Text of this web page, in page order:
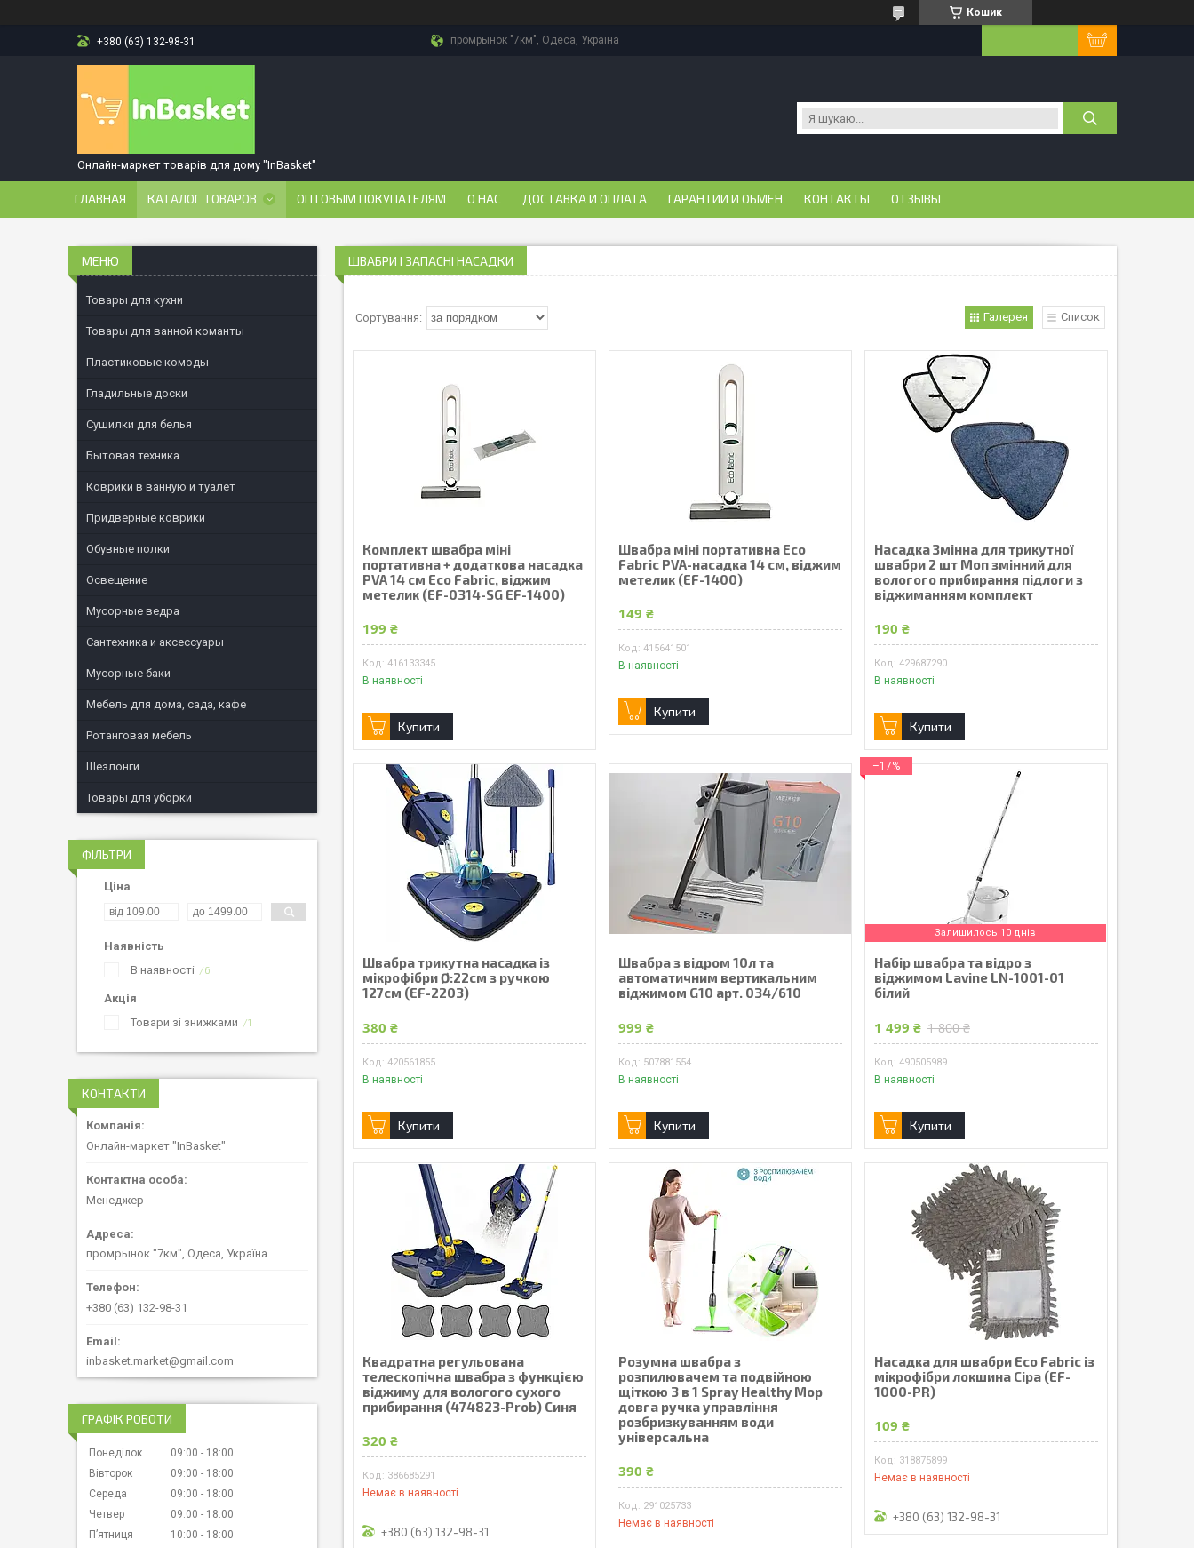
Кошик
+380 (63) 132-98-31 промрынок "7км", Одеса, Україна
Онлайн-маркет товарів для дому "InBasket"
ГЛАВНАЯ КАТАЛОГ ТОВАРОВ ОПТОВЫМ ПОКУПАТЕЛЯМ О НАС ДОСТАВКА И ОПЛАТА ГАРАНТИИ И ОБМЕН КОНТАКТЫ ОТЗЫВЫ
ШВАБРИ І ЗАПАСНІ НАСАДКИ
Галерея Список
Комплект швабра міні
портативна + додаткова насадка
PVA 14 см Eco Fabric, віджим
метелик (EF-0314-SG EF-1400)
199 ₴
416133345
В наявності
Купити
Швабра міні портативна Eco
Fabric PVA-насадка 14 см, віджим
метелик (EF-1400)
149 ₴
415641501
В наявності
Купити
Насадка Змінна для трикутної
швабри 2 шт Моп змінний для
вологого прибирання підлоги з
віджиманням комплект
190 ₴
429687290
В наявності
Купити
Швабра трикутна насадка із
мікрофібри Ø:22см з ручкою
127см (EF-2203)
380 ₴
420561855
В наявності
Купити
Швабра з відром 10л та
автоматичним вертикальним
віджимом G10 арт. 034/610
999 ₴
507881554
В наявності
Купити
–17%
Залишилось 10 днів
Набір швабра та відро з
віджимом Lavine LN-1001-01
білий
1 499 ₴ 1 800 ₴
490505989
В наявності
Купити
Квадратна регульована
телескопічна швабра з функцією
віджиму для вологого сухого
прибирання (474823-Prob) Синя
320 ₴
386685291
Немає в наявності
+380 (63) 132-98-31
Розумна швабра з
розпилювачем та подвійною
щіткою 3 в 1 Spray Healthy Mop
довга ручка управління
розбризкуванням води
універсальна
390 ₴
291025733
Немає в наявності
Насадка для швабри Eco Fabric із
мікрофібри локшина Сіра (EF-
1000-PR)
109 ₴
318875899
Немає в наявності
+380 (63) 132-98-31
Товары для кухни
Товары для ванной команты
Пластиковые комоды
Гладильные доски
Сушилки для белья
Бытовая техника
Коврики в ванную и туалет
Придверные коврики
Обувные полки
Освещение
Мусорные ведра
Сантехника и аксессуары
Мусорные баки
Мебель для дома, сада, кафе
Ротанговая мебель
Шезлонги
Товары для уборки
ФІЛЬТРИ
Ціна
Наявність
В наявності
6
Акція
Товари зі знижками
1
КОНТАКТИ
Онлайн-маркет "InBasket"
Менеджер
промрынок "7км", Одеса, Україна
+380 (63) 132-98-31
inbasket.market@gmail.com
ГРАФІК РОБОТИ
Понеділок 09:00
18:00
Вівторок
09:00
18:00
Середа
09:00
18:00
Четвер
09:00
18:00
Пʼятниця
10:00
18:00